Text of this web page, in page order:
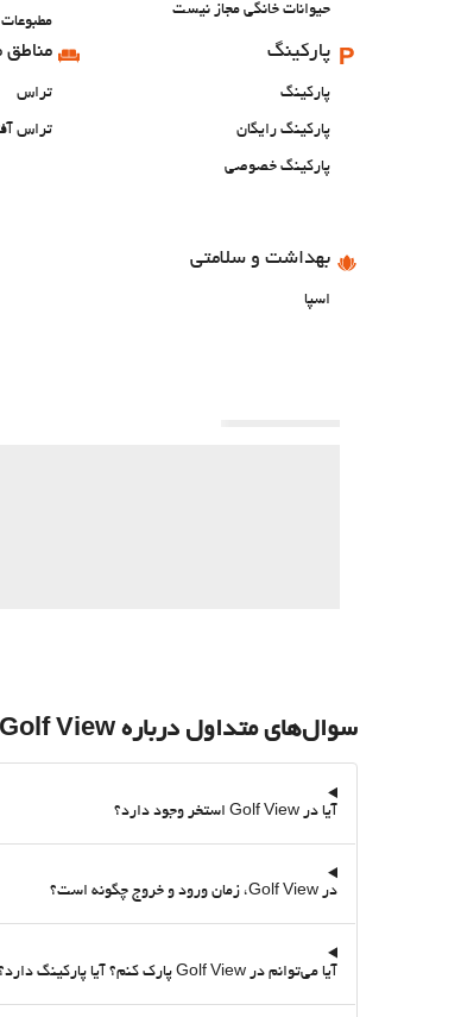
حیوانات خانگی مجاز نیست
مطبوعات
پارکینگ
پارکینگ
پارکینگ رایگان
پارکینگ خصوصی
مناطق
تراس
تراس
بهداشت و سلامتی
اسپا
سوال‌های متداول درباره Golf View
آیا در Golf View استخر وجود دارد؟
در Golf View، زمان ورود و خروج چگونه است؟
آیا می‌توانم در Golf View پارک کنم؟ آیا پارکینگ دارد؟